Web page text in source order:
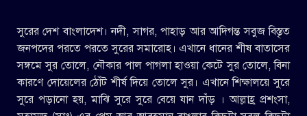
সুরের দেশ বাংলাদেশ। নদী, সাগর, পাহাড় আর আদিগন্ত সবুজ বিস্তৃত
জনপদের পরতে পরতে সুরের সমারোহ। এখানে ধানের শীষ বাতাসের
সঙ্গমে সুর তোলে, নৌকার পাল পাগলা হাওয়া কেটে সুর তোলে, বিনা
কারণে দোয়েলের ঠোঁট শীর্ষ দিয়ে তোলে সুর। এখানে শিক্ষালয়ে সুরে
সুরে পড়ানো হয়, মাঝি সুরে সুরে বেয়ে যান দাঁড় । আল্লাহ্র প্রশংসা,